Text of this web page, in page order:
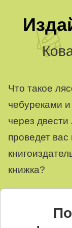
Что такое
чебуреками
через двести
проведет
книжка?